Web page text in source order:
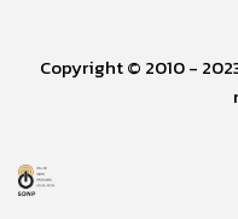
Copyright © 2010 -